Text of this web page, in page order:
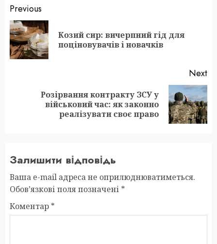
Post
navigation
Previous
Козий сир: вичерпний гід для
поціновувачів і новачків
Next
Розірвання контракту ЗСУ у
військовий час: як законно
реалізувати своє право
Залишити відповідь
Ваша e-mail адреса не оприлюднюватиметься.
Обов’язкові поля позначені *
Коментар *